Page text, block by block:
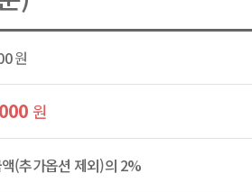
원
원
(추가옵션 제외)의 2%